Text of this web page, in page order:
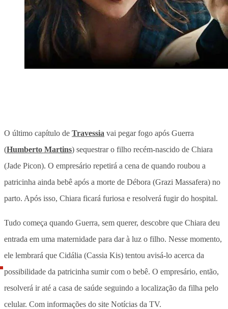
O último capítulo de Travessia vai pegar fogo após Guerra
(Humberto Martins) sequestrar o filho recém-nascido de Chiara
(Jade Picon). O empresário repetirá a cena de quando roubou a
patricinha ainda bebê após a morte de Débora (Grazi Massafera) no
parto. Após isso, Chiara ficará furiosa e resolverá fugir do hospital.
Tudo começa quando Guerra, sem querer, descobre que Chiara deu
entrada em uma maternidade para dar à luz o filho. Nesse momento,
ele lembrará que Cidália (Cassia Kis) tentou avisá-lo acerca da
possibilidade da patricinha sumir com o bebê. O empresário, então,
resolverá ir até a casa de saúde seguindo a localização da filha pelo
celular. Com informações do site Notícias da TV.